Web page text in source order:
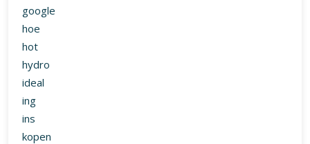
google
hoe
hot
hydro
ideal
ing
ins
kopen